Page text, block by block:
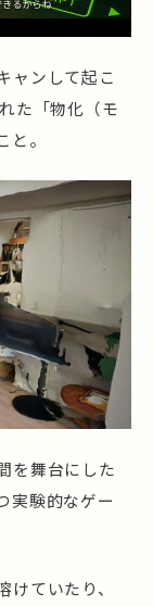
ャンして起こ
た「物化（モ
。
を舞台にした
実験的なゲー
ていたり、